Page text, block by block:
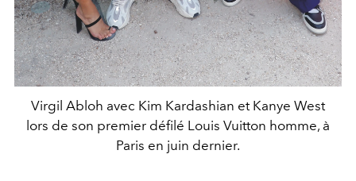
Virgil Abloh avec Kim Kardashian et Kanye West
lors de son premier défilé Louis Vuitton homme, à
Paris en juin dernier.